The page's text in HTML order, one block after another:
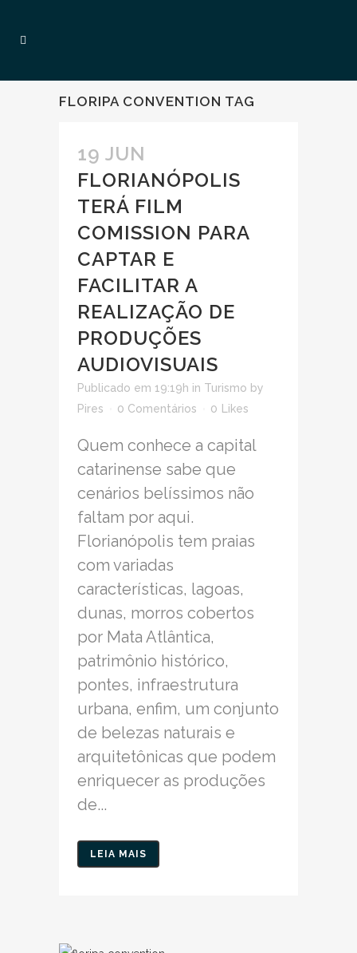
FLORIPA CONVENTION TAG
19 JUN
FLORIANÓPOLIS
TERÁ FILM
COMISSION PARA
CAPTAR E
FACILITAR A
REALIZAÇÃO DE
PRODUÇÕES
AUDIOVISUAIS
Publicado em 19:19h in Turismo by
Pires
0 Comentários 0 Likes
Quem conhece a capital
catarinense sabe que
cenários belíssimos não
faltam por aqui.
Florianópolis tem praias
com variadas
características, lagoas,
dunas, morros cobertos
por Mata Atlântica,
patrimônio histórico,
pontes, infraestrutura
urbana, enfim, um conjunto
de belezas naturais e
arquitetônicas que podem
enriquecer as produções
de...
LEIA MAIS